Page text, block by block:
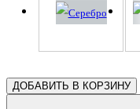
ДОБАВИТЬ В КОРЗИНУ